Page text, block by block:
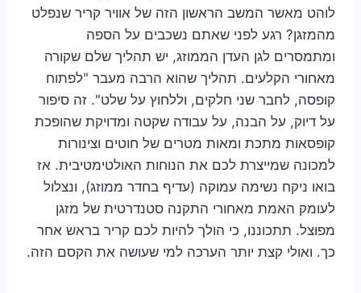
לוהט מאשר המשב הראשון הזה של אוויר קריר שנפלט
מהמזגן? רגע לפני שאתם נשכבים על הספה
ומתמסרים לגן העדן הממוזג, יש תהליך שלם שקורה
מאחורי הקלעים. תהליך שהוא הרבה מעבר "לפתוח
קופסה, לחבר שני חלקים, וללחוץ על שלט". זה סיפור
על דיוק, על הבנה, על עבודה שקטה ומדויקת שהופכת
קופסאות מתכת ומאות מטרים של חוטים וצינורות
למכונה שמייצרת לכם את הנוחות האולטימטיבית. אז
בואו ניקח נשימה עמוקה (עדיף בחדר ממוזג), ונצלול
לעומק האמת מאחורי התקנה סטנדרטית של מזגן
מפוצל. תתכוננו, כי הולך להיות לכם קריר בראש אחר
כך. ואולי קצת יותר הערכה למי שעושה את הקסם הזה.